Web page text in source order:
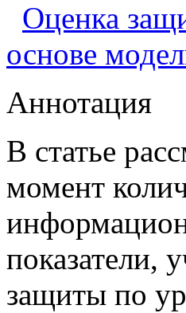
Оценка
основе
Аннотация
В статье
момент
показатели,
защиты по